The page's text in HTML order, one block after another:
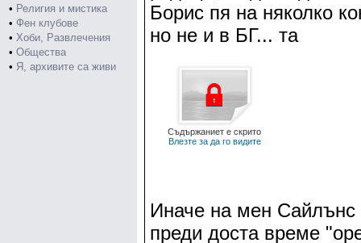
• Религия и мистика
• Фен клубове
• Хоби, Развлечения
• Общества
• Я, архивите са живи
Борис пя на няколко
но не и в БГ... та
Съдържаниет е скрито
Влезте за да го видите
Иначе на мен
преди доста време